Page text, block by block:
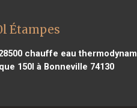
Étampes
chauffe eau
150l à Bonneville 74130